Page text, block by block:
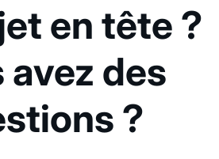
en tête ?
avez des
?